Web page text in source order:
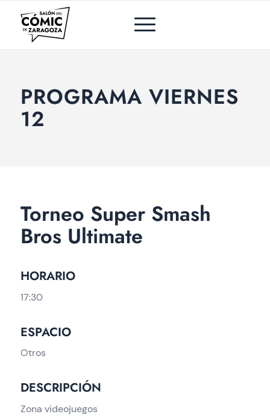
PROGRAMA VIERNES
12
Torneo Super Smash
Bros Ultimate
HORARIO
17:30
ESPACIO
Otros
DESCRIPCIÓN
Zona videojuegos